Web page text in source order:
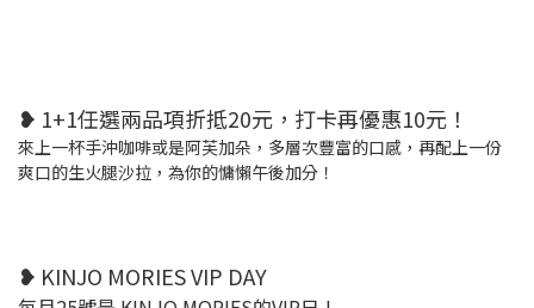
❥ 1+1任選兩品項折抵20元，打卡再優惠10元！
來上一杯手沖咖啡或是阿芙加朵，多層次豐富的口感，再配上一份
爽口的生火腿沙拉，為你的慵懶午後加分！
❥ KINJO MORIES VIP DAY